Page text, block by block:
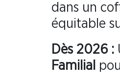
dans un
équitable
Dès 2026 :
Familial